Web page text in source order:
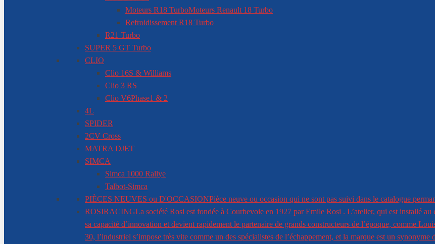
Moteurs R18 TurboMoteurs Renault 18 Turbo
Refroidissement R18 Turbo
R21 Turbo
SUPER 5 GT Turbo
CLIO
Clio 16S & Williams
Clio 3 RS
Clio V6Phase1 & 2
4L
SPIDER
2CV Cross
MATRA DJET
SIMCA
Simca 1000 Rallye
Talbot-Simca
PIÈCES NEUVES ou D'OCCASIONPièce neuve ou occasion qui ne sont pas suivi dans le catalogue
ROSIRACINGLa société Rosi est fondée à Courbevoie en 1927 par Emile Rosi . L’atelier, qui est installé
sa capacité d’innovation et devient rapidement le partenaire de grands constructeurs de l’époque, comme
30, l’industriel s’impose très vite comme un des spécialistes de l’échappement, et la marque est un